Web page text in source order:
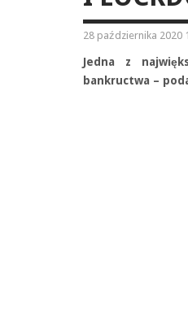
28 października 2020
Jedna z
bankructwa –